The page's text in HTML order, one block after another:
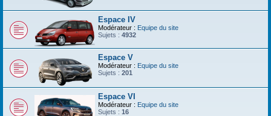
Espace IV
Modérateur : Equipe du site
Sujets : 4932
Espace V
Modérateur : Equipe du site
Sujets : 201
Espace VI
Modérateur : Equipe du site
Sujets : 16